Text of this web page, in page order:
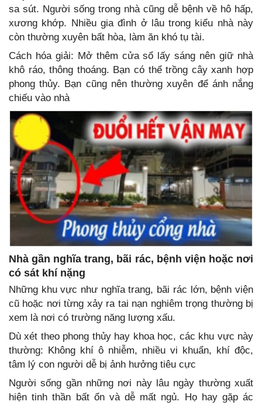
sa sút. Người sống trong nhà cũng dễ bệnh về hô hấp,
xương khớp. Nhiều gia đình ở lâu trong kiểu nhà này
còn thường xuyên bất hòa, làm ăn khó tụ tài.
Cách hóa giải: Mở thêm cửa sổ lấy sáng nên giữ nhà
khô ráo, thông thoáng. Bạn có thể trồng cây xanh hợp
phong thủy. Bạn cũng nên thường xuyên để ánh nắng
chiếu vào nhà
Nhà gần nghĩa trang, bãi rác, bệnh viện hoặc nơi
có sát khí nặng
Những khu vực như nghĩa trang, bãi rác lớn, bệnh viện
cũ hoặc nơi từng xảy ra tai nạn nghiêm trọng thường bị
xem là nơi có trường năng lượng xấu.
Dù xét theo phong thủy hay khoa học, các khu vực này
thường: Không khí ô nhiễm, nhiều vi khuẩn, khí độc,
tâm lý con người dễ bị ảnh hưởng tiêu cực
Người sống gần những nơi này lâu ngày thường xuất
hiện tinh thần bất ổn và dễ mất ngủ. Họ hay gặp ác